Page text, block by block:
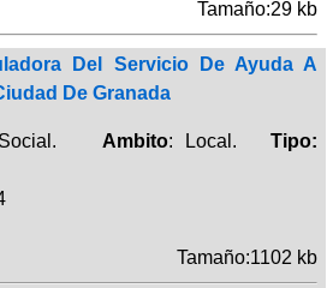
Tamaño:29 kb
Del Servicio De Ayuda A
De Granada
Social. Ambito: Local. Tipo:
Tamaño:1102 kb